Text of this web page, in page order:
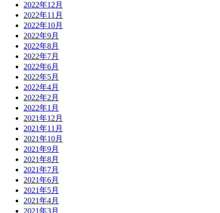
2022年12月
2022年11月
2022年10月
2022年9月
2022年8月
2022年7月
2022年6月
2022年5月
2022年4月
2022年2月
2022年1月
2021年12月
2021年11月
2021年10月
2021年9月
2021年8月
2021年7月
2021年6月
2021年5月
2021年4月
2021年3月